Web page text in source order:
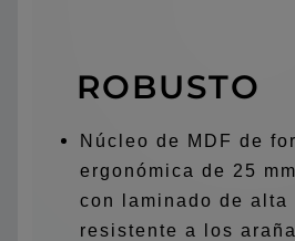
ROBUSTO
Núcleo de MDF de
ergonómica de 25
con laminado de alta
resistente a los